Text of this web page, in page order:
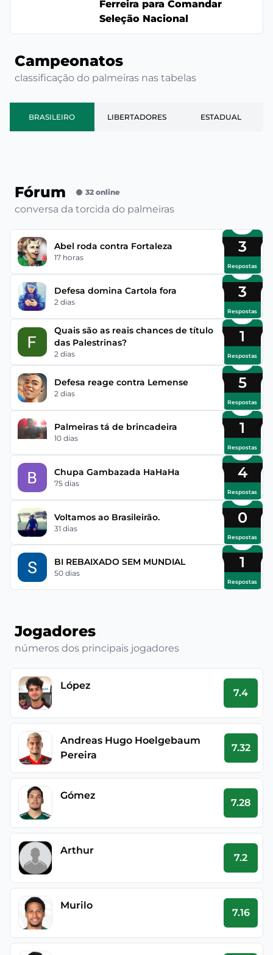
Ferreira para Comandar
Seleção Nacional
Campeonatos
classificação do palmeiras nas tabelas
BRASILEIRO LIBERTADORES ESTADUAL
Fórum 32 online
conversa da torcida do palmeiras
Abel roda contra Fortaleza
17 horas
3
Respostas
Defesa domina Cartola fora
2 dias
3
Respostas
Quais são as reais chances de título
das Palestrinas?
2 dias
1
Respostas
Defesa reage contra Lemense
2 dias
5
Respostas
Palmeiras tá de brincadeira
10 dias
1
Respostas
Chupa Gambazada HaHaHa
75 dias
4
Respostas
Voltamos ao Brasileirão.
31 dias
0
Respostas
BI REBAIXADO SEM MUNDIAL
50 dias
1
Respostas
Jogadores
números dos principais jogadores
López
7.4
Andreas Hugo Hoelgebaum
Pereira
7.32
Gómez
7.28
Arthur
7.2
Murilo
7.16